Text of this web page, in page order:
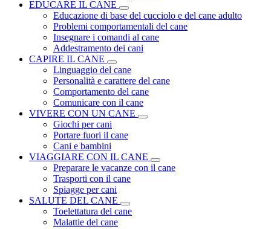
EDUCARE IL CANE
Educazione di base del cucciolo e del cane adulto
Problemi comportamentali del cane
Insegnare i comandi al cane
Addestramento dei cani
CAPIRE IL CANE
Linguaggio del cane
Personalità e carattere del cane
Comportamento del cane
Comunicare con il cane
VIVERE CON UN CANE
Giochi per cani
Portare fuori il cane
Cani e bambini
VIAGGIARE CON IL CANE
Preparare le vacanze con il cane
Trasporti con il cane
Spiagge per cani
SALUTE DEL CANE
Toelettatura del cane
Malattie del cane